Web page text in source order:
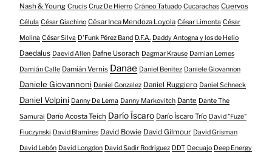
Nash & Young Crucis Cruz De Hierro Cráneo Tatuado Cucarachas Cuervos
Célula César Giachino César Inca Mendoza Loyola César Limonta César
Molina César Silva D'Funk Pérez Band D.F.A. Daddy Antogna y los de Helio
Daedalus Daevid Allen Dafne Usorach Dagmar Krause Damian Lemes
Damián Calle Damián Vernis Danae Daniel Benitez Daniele Giovannon
Daniele Giovannoni Daniel Gonzalez Daniel Ruggiero Daniel Schneck
Daniel Volpini Danny De Lema Danny Markovitch Dante Dante The
Samurai Darío Acosta Teich Darío Íscaro Darío Íscaro Trío David "Fuze"
Fiuczynski David Blamires David Bowie David Gilmour David Grisman
David Lebón David Longdon David Sadir Rodriguez DDT Decuajo Deep Energy